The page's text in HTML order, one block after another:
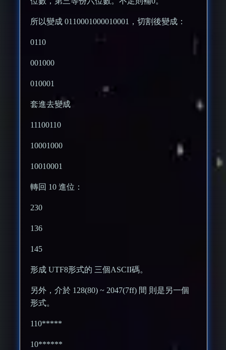
所以變成 0110001000010001，切割後變成：
0110
001000
010001
套進去變成
11100110
10001000
10010001
轉回 10 進位：
230
136
145
形成 UTF8形式的 三個ASCII碼。
另外，介於 128(80) ~ 2047(7ff) 間 則是另一個
形式。
110*****
10******